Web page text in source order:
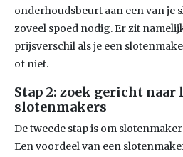
onderhoudsbeurt aan een van je
zoveel spoed nodig. Er zit
prijsverschil als je een
of niet.
Stap 2: zoek gericht naar
slotenmakers
De tweede stap is om
Een voordeel van een